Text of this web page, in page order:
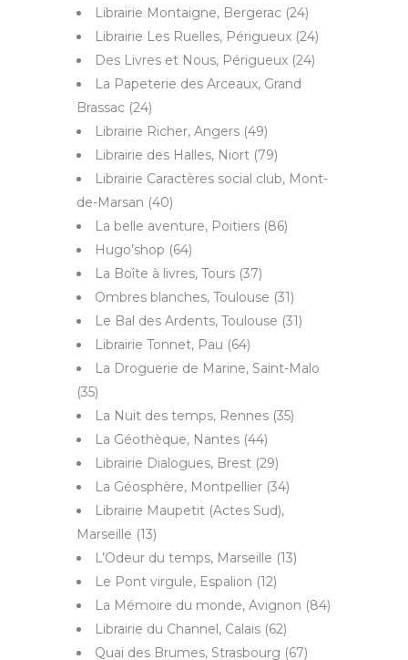
Librairie Montaigne, Bergerac (24)
Librairie Les Ruelles, Périgueux (24)
Des Livres et Nous, Périgueux (24)
La Papeterie des Arceaux, Grand
Brassac (24)
Librairie Richer, Angers (49)
Librairie des Halles, Niort (79)
Librairie Caractères social club, Mont-
de-Marsan (40)
La belle aventure, Poitiers (86)
Hugo’shop (64)
La Boîte à livres, Tours (37)
Ombres blanches, Toulouse (31)
Le Bal des Ardents, Toulouse (31)
Librairie Tonnet, Pau (64)
La Droguerie de Marine, Saint-Malo
(35)
La Nuit des temps, Rennes (35)
La Géothèque, Nantes (44)
Librairie Dialogues, Brest (29)
La Géosphère, Montpellier (34)
Librairie Maupetit (Actes Sud),
Marseille (13)
L’Odeur du temps, Marseille (13)
Le Pont virgule, Espalion (12)
La Mémoire du monde, Avignon (84)
Librairie du Channel, Calais (62)
Quai des Brumes, Strasbourg (67)